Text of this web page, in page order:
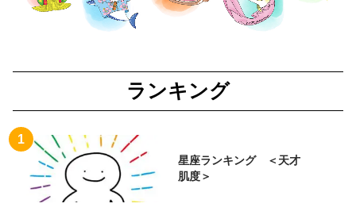
ランキング
星座ランキング ＜天才
肌度＞